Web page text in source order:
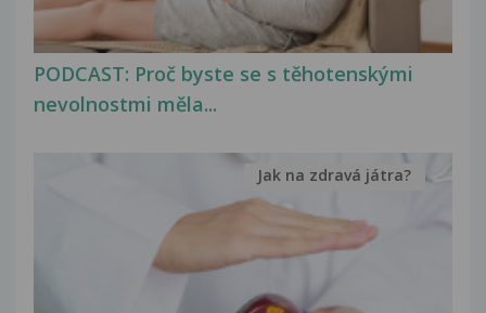
PODCAST: Proč byste se s těhotenskými
nevolnostmi měla...
Jak na zdravá játra?